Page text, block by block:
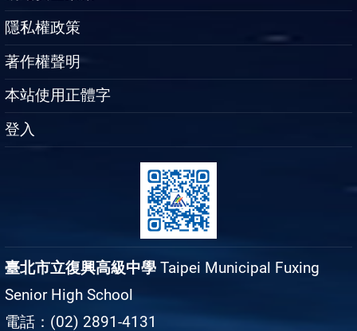
隱私權政策
著作權聲明
本站使用正體字
登入
臺北市立復興高級中學 Taipei Municipal Fuxing
Senior High School
電話：(02) 2891-4131